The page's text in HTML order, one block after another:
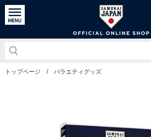
トップページ / バラエティグッズ